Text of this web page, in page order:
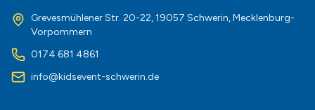
Grevesmühlener Str. 20-22, 19057 Schwerin, Mecklenburg-
Vorpommern
0174 681 4861
info@kidsevent-schwerin.de